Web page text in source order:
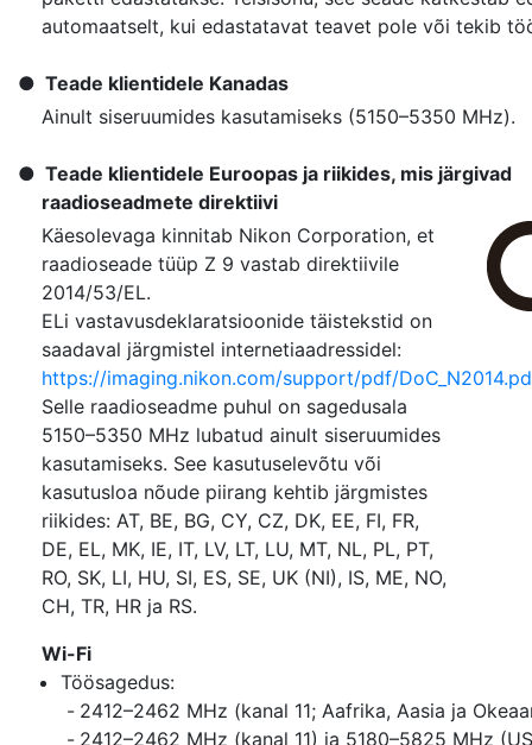
automaatselt, kui edastatavat teavet pole või tekib
Teade klientidele Kanadas
Ainult siseruumides kasutamiseks (5150–5350 MHz).
Teade klientidele Euroopas ja riikides, mis järgivad
raadioseadmete direktiivi
Käesolevaga kinnitab Nikon Corporation, et
raadioseade tüüp Z 9 vastab direktiivile
2014/53/EL.
ELi vastavusdeklaratsioonide täistekstid on
saadaval järgmistel internetiaadressidel:
https://imaging.nikon.com/support/pdf/
Selle raadioseadme puhul on sagedusala
5150–5350 MHz lubatud ainult siseruumides
kasutamiseks. See kasutuselevõtu või
kasutusloa nõude piirang kehtib järgmistes
riikides: AT, BE, BG, CY, CZ, DK, EE, FI, FR,
DE, EL, MK, IE, IT, LV, LT, LU, MT, NL, PL, PT,
RO, SK, LI, HU, SI, ES, SE, UK (NI), IS, ME, NO,
CH, TR, HR ja RS.
Wi-Fi
Töösagedus:
2412–2462 MHz (kanal 11; Aafrika, Aasia ja
2412–2462 MHz (kanal 11) ja 5180–5825 MHz